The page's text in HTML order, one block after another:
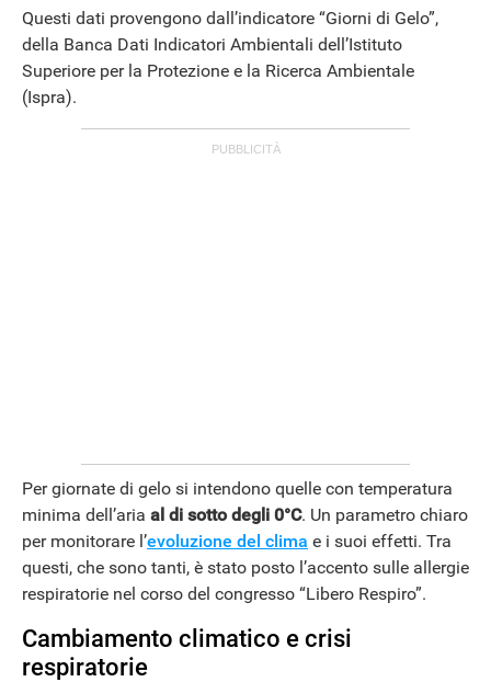
Questi dati provengono dall’indicatore “Giorni di Gelo”,
della Banca Dati Indicatori Ambientali dell’Istituto
Superiore per la Protezione e la Ricerca Ambientale
(Ispra).
Per giornate di gelo si intendono quelle con temperatura
minima dell’aria al di sotto degli 0°C. Un parametro chiaro
per monitorare l’evoluzione del clima e i suoi effetti. Tra
questi, che sono tanti, è stato posto l’accento sulle allergie
respiratorie nel corso del congresso “Libero Respiro”.
Cambiamento climatico e crisi
respiratorie